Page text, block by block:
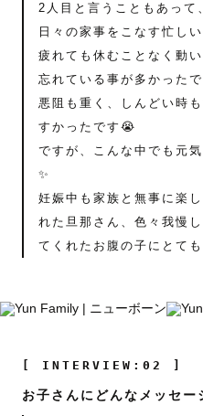
2人目と言うこともあって
日々の家事をこなす忙しい
疲れても休むことなく動
忘れている事が多かったで
悪阻も重く、しんどい時
すかったです😭
ですが、こんな中でも元
✨
妊娠中も家族と無事に楽
れた旦那さん、色々我慢
てくれたお腹の子にとて
[ INTERVIEW:02 ]
お子さんにどんなメッセー